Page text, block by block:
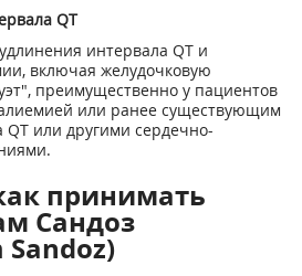
QT
интервала QT и
включая желудочковую
преимущественно у пациентов
или ранее существующим
или другими сердечно-
принимать
Сандоз